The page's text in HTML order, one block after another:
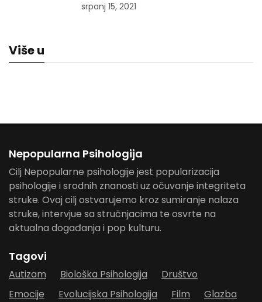
srpanj 15, 2021
Više u
Nepopularna Psihologija
Cilj Nepopularne psihologije jest popularizacija
psihologije i srodnih znanosti uz očuvanje integriteta
struke. Ovaj cilj ostvarujemo kroz sumiranje nalaza
struke, intervjue sa stručnjacima te osvrte na
aktualna događanja i pop kulturu.
Tagovi
Autizam Biološka Psihologija
Društvo
Emocije
Evolucijska Psihologija Film
Glazba